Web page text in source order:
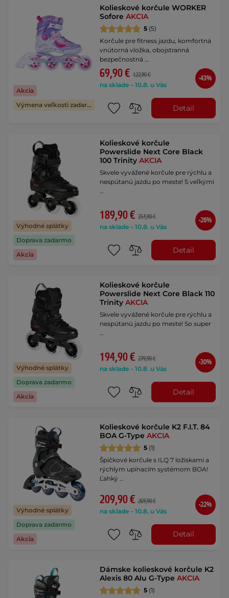
Akcia
Výmena veľkosti zadarmo
Kolieskové korčule WORKER
SoforeAKCIA
5 (5)
Korčule pre fitness jazdu, komfortná
vnútorná vložka, obojstranná
bezpečnostná …
69,90 € 122,90 €
na sklade – 10.8. u Vás
-43%
Detail
Výhodné splátky
Doprava zadarmo
Akcia
Kolieskové korčule
Powerslide Next Core Black
100 TrinityAKCIA
Skvele vyvážené korčule pre rýchlu a
nespútanú jazdu po meste! S veľkými
…
189,90 € 254,90 €
na sklade – 10.8. u Vás
-26%
Detail
Výhodné splátky
Doprava zadarmo
Akcia
Kolieskové korčule
Powerslide Next Core Black 110
TrinityAKCIA
Skvele vyvážené korčule pre rýchlu a
nespútanú jazdu po meste! So super
…
194,90 € 279,90 €
na sklade – 10.8. u Vás
-30%
Detail
Výhodné splátky
Doprava zadarmo
Akcia
Kolieskové korčule K2 F.I.T. 84
BOA G-TypeAKCIA
5 (1)
Špičkové korčule s ILQ 7 ložiskami a
rýchlym upínacím systémom BOA!
Ľahký …
209,90 € 269,90 €
na sklade – 10.8. u Vás
-22%
Detail
Dámske kolieskové korčule K2
Alexis 80 Alu G-TypeAKCIA
5 (1)